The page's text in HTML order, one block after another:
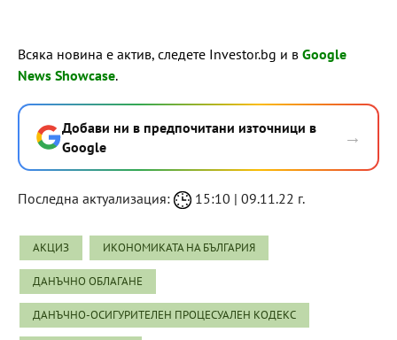
Всяка новина е актив, следете Investor.bg и в Google
News Showcase.
Добави ни в предпочитани източници в
Google
→
Последна актуализация: 15:10 | 09.11.22 г.
АКЦИЗ ИКОНОМИКАТА НА БЪЛГАРИЯ
ДАНЪЧНО ОБЛАГАНЕ
ДАНЪЧНО-­ОСИГУРИТЕЛЕН ПРОЦЕСУАЛЕН КОДЕКС